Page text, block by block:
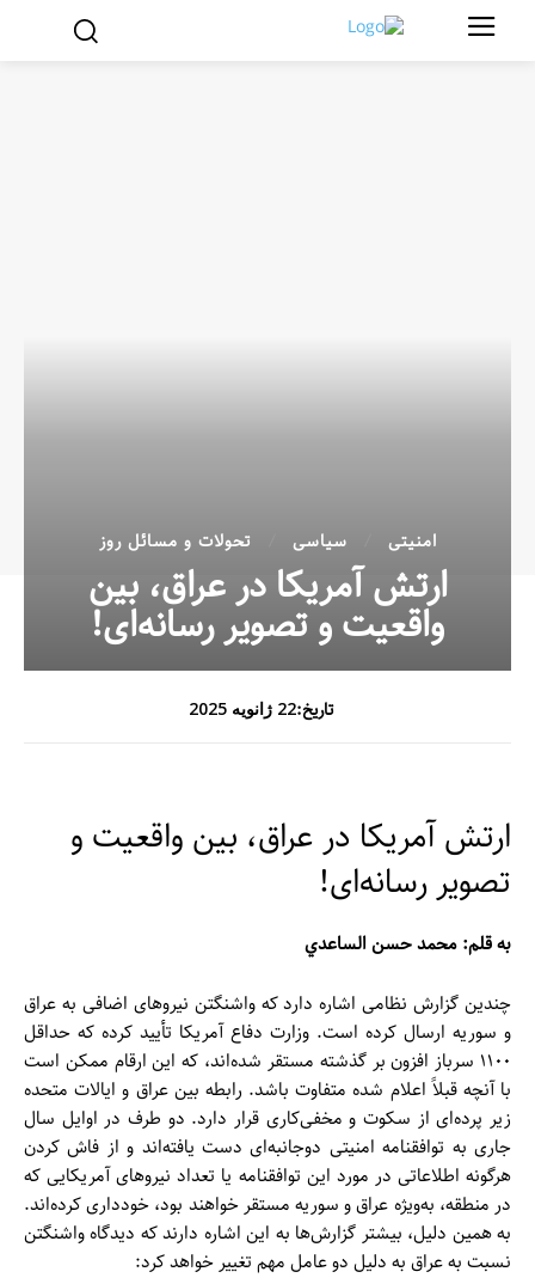
امنیتی سیاسی تحولات و مسائل روز
ارتش آمریکا در عراق، بین
واقعیت و تصویر رسانه‌ای!
تاریخ:22 ژانویه 2025
ارتش آمریکا در عراق، بین واقعیت و
تصویر رسانه‌ای!
به قلم: محمد حسن الساعدي
چندین گزارش نظامی اشاره دارد که واشنگتن نیروهای اضافی به عراق
و سوریه ارسال کرده است. وزارت دفاع آمریکا تأیید کرده که حداقل
۱۱۰۰ سرباز افزون بر گذشته مستقر شده‌اند، که این ارقام ممکن است
با آنچه قبلاً اعلام شده متفاوت باشد. رابطه بین عراق و ایالات متحده
زیر پرده‌ای از سکوت و مخفی‌کاری قرار دارد. دو طرف در اوایل سال
جاری به توافقنامه امنیتی دوجانبه‌ای دست یافته‌اند و از فاش کردن
هرگونه اطلاعاتی در مورد این توافقنامه یا تعداد نیروهای آمریکایی که
در منطقه، به‌ویژه عراق و سوریه مستقر خواهند بود، خودداری کرده‌اند.
به همین دلیل، بیشتر گزارش‌ها به این اشاره دارند که دیدگاه واشنگتن
نسبت به عراق به دلیل دو عامل مهم تغییر خواهد کرد: